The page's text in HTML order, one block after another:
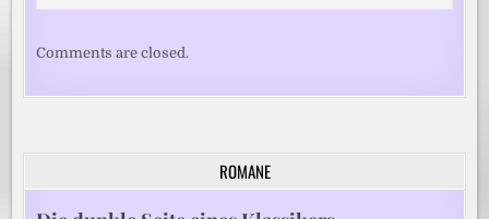
Comments are closed.
ROMANE